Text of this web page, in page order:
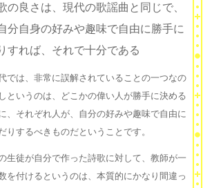
の良さは、現代の歌謡曲と同じで、
分自身の好みや趣味で自由に勝手に
すれば、それで十分である
では、非常に誤解されていることの一つなの
というのは、どこかの偉い人が勝手に決める
、それぞれ人が、自分の好みや趣味で自由に
りするべきものだということです。
生徒が自分で作った詩歌に対して、教師が一
を付けるというのは、本質的にかなり間違っ